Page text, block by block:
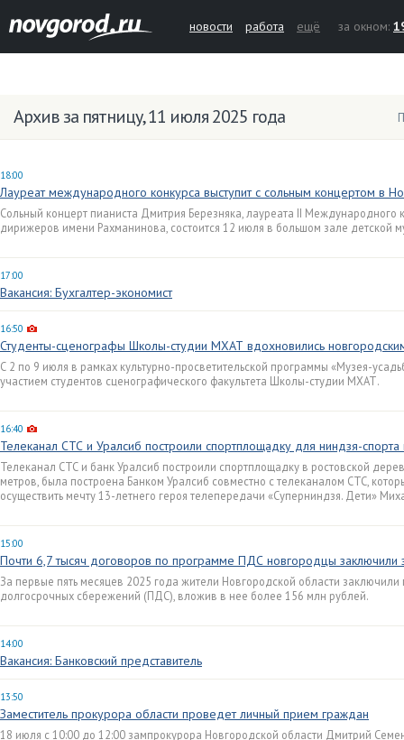
новости работа ещё за окном:
Архив за пятницу, 11 июля 2025 года
18:00
Лауреат международного конкурса выступит с сольным концертом в
Сольный концерт пианиста Дмитрия Березняка, лауреата II Международного
дирижеров имени Рахманинова, состоится 12 июля в большом зале
17:00
Вакансия: Бухгалтер-экономист
16:50
Студенты-сценографы Школы-студии МХАТ вдохновились
С 2 по 9 июля в рамках культурно-просветительской программы «Музея-
участием студентов сценографического факультета Школы-студии МХАТ.
16:40
Телеканал СТС и Уралсиб построили спортплощадку для ниндзя-
Телеканал СТС и банк Уралсиб построили спортплощадку в ростовской
метров, была построена Банком Уралсиб совместно с телеканалом СТС,
осуществить мечту 13-летнего героя телепередачи «Суперниндзя. Дети»
15:00
Почти 6,7 тысяч договоров по программе ПДС новгородцы заключили
За первые пять месяцев 2025 года жители Новгородской области
долгосрочных сбережений (ПДС), вложив в нее более 156 млн рублей.
14:00
Вакансия: Банковский представитель
13:50
Заместитель прокурора области проведет личный прием граждан
18 июля с 10:00 до 12:00 зампрокурора Новгородской области Дмитрий